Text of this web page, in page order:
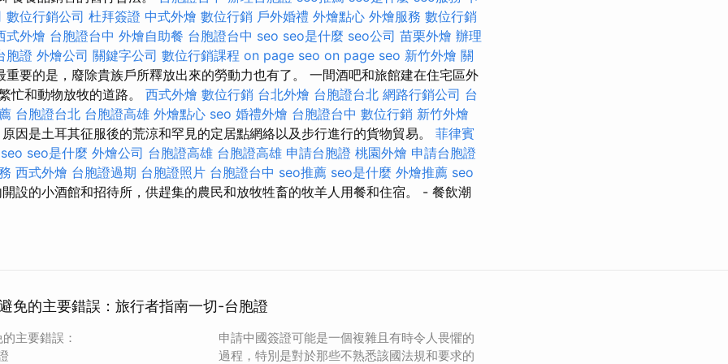
數位行銷公司 杜拜簽證 中式外燴 數位行銷 戶外婚禮 外燴點心 外燴服務 數位行銷
式外燴 台胞證台中 外燴自助餐 台胞證台中 seo seo是什麼 seo公司 苗栗外燴 辦理
胞證 外燴公司 關鍵字公司 數位行銷課程 on page seo on page seo 新竹外燴 關
要的是，廢除貴族戶所釋放出來的勞動力也有了。 一間酒吧和旅館建在住宅區外
忙和動物放牧的道路。 西式外燴 數位行銷 台北外燴 台胞證台北 網路行銷公司 台
台胞證台北 台胞證高雄 外燴點心 seo 婚禮外燴 台胞證台中 數位行銷 新竹外燴
因是土耳其征服後的荒涼和罕見的定居點網絡以及步行進行的貨物貿易。 菲律賓
seo是什麼 外燴公司 台胞證高雄 台胞證高雄 申請台胞證 桃園外燴 申請台胞證
西式外燴 台胞證過期 台胞證照片 台胞證台中 seo推薦 seo是什麼 外燴推薦 seo
設的小酒館和招待所，供趕集的農民和放牧牲畜的牧羊人用餐和住宿。 - 餐飲潮
免的主要錯誤：旅行者指南一切-台胞證
主要錯誤：
申請中國簽證可能是一個複雜且有時令人畏懼的
過程，特別是對於那些不熟悉該國法規和要求的